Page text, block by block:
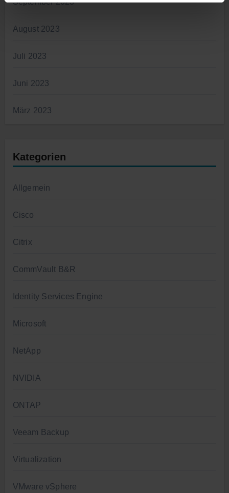
August 2023
Juli 2023
Juni 2023
März 2023
Kategorien
Allgemein
Cisco
Citrix
CommVault B&R
Identity Services Engine
Microsoft
NetApp
NVIDIA
ONTAP
Veeam Backup
Virtualization
VMware vSphere